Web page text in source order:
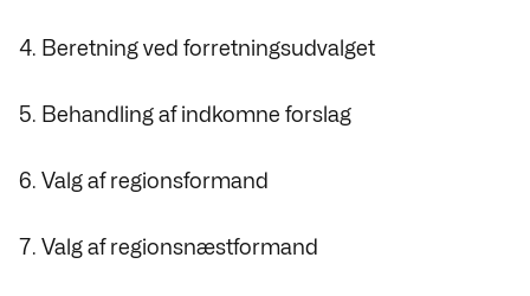
4. Beretning ved forretningsudvalget
5. Behandling af indkomne forslag
6. Valg af regionsformand
7. Valg af regionsnæstformand